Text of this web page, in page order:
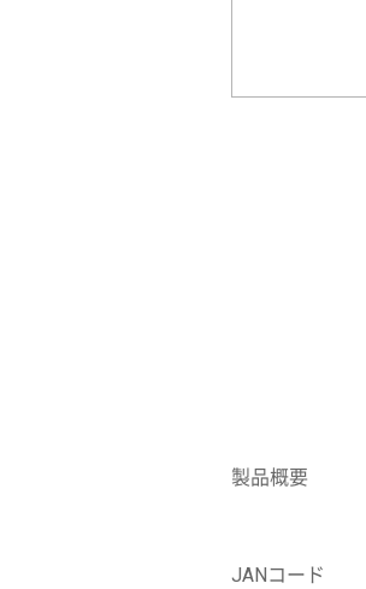
製品概要
JANコード